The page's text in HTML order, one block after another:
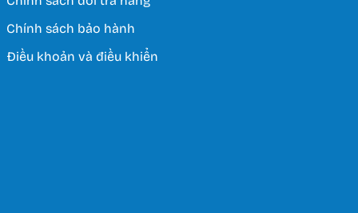
Chính sách bảo hành
Điều khoản và điều khiển